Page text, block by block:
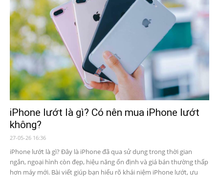
iPhone lướt là gì? Có nên mua iPhone lướt
không?
27-05-26 16:36
iPhone lướt là gì? Đây là iPhone đã qua sử dụng trong thời gian
ngắn, ngoại hình còn đẹp, hiệu năng ổn định và giá bán thường thấp
hơn máy mới. Bài viết giúp bạn hiểu rõ khái niệm iPhone lướt, ưu